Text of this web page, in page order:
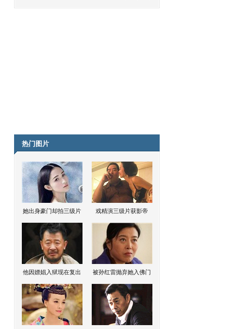
热门图片
她出身豪门却拍三级片 戏精演三级片获影帝
他因嫖娼入狱现在复出 被孙红雷抛弃她入佛门